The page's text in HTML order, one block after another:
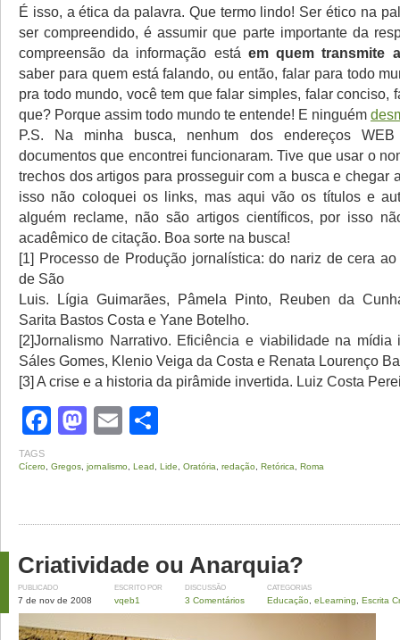
É isso, a ética da palavra. Que termo lindo! Ser ético na
ser compreendido, é assumir que parte importante da
compreensão da informação está em quem transmite
saber para quem está falando, ou então, falar para todo
pra todo mundo, você tem que falar simples, falar conciso,
que? Porque assim todo mundo te entende! E ninguém
P.S. Na minha busca, nenhum dos endereços WEB
documentos que encontrei funcionaram. Tive que usar o
trechos dos artigos para prosseguir com a busca e chegar
isso não coloquei os links, mas aqui vão os títulos e
alguém reclame, não são artigos científicos, por isso
acadêmico de citação. Boa sorte na busca!
[1] Processo de Produção jornalística: do nariz de cera
de São
Luis. Lígia Guimarães, Pâmela Pinto, Reuben da
Sarita Bastos Costa e Yane Botelho.
[2]Jornalismo Narrativo. Eficiência e viabilidade na mídia
Sáles Gomes, Klenio Veiga da Costa e Renata Lourenço
[3] A crise e a historia da pirâmide invertida. Luiz Costa
Facebook
Mastodon
Email
TAGS
Cícero Gregos jornalismo Lead Lide Oratória redação Retórica Roma
Criatividade ou Anarquia?
PUBLICADO
7 de nov de 2008
ESCRITO POR
vqeb1
DISCUSSÃO
3 Comentários
CATEGORIAS
Educação eLearning Escrita